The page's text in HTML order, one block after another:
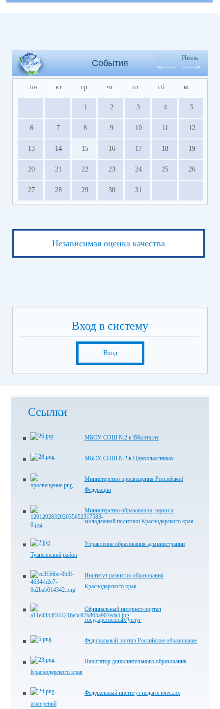
События
Июль
пн вт ср чт пт сб вс
1 2 3 4 5
6 7 8 9 10 11 12
13 14 15 16 17 18 19
20 21 22 23 24 25 26
27 28 29 30 31
Независимая оценка качества
Вход в систему
Вход
Ссылки
МБОУ СОШ №2 в ВКонтакте
МБОУ СОШ №2 в Одноклассниках
Министерство просвещения Российской
Федерации
Министерство образования, науки и
молодежной политики Краснодарского края
Управление образования администрации
Туапсинский район
Институт развития образования
Краснодарского края
Официальный интернет-портал
государственных услуг
Феднральный портал Российское образование
Навигатор дополнительного образования
Краснодарского края
Федеральный институт педагогических
измерений